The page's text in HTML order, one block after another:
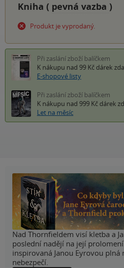
Kniha ( pevná vazba )
Produkt je vyprodaný.
Při zaslání zboží balíčkem
K nákupu nad 99 Kč dárek
E-shopové listy
Při zaslání zboží balíčkem
K nákupu nad 999 Kč dárek
Let na měsíc
Nad Thornfieldem visí kletba a
poslední nadějí na její
inspirovaná Janou Eyrovou plná
nebezpečí.